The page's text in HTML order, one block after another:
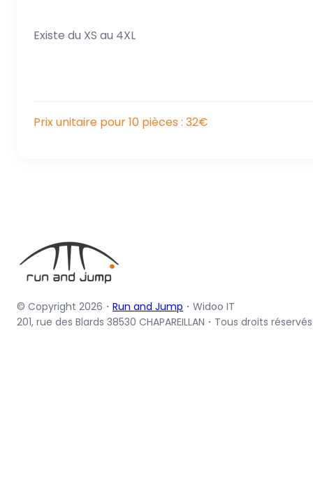
Existe du XS au 4XL
Prix unitaire pour 10 pièces : 32€
© Copyright 2026・ Run and Jump ・Widoo IT
201, rue des Blards 38530 CHAPAREILLAN・Tous droits réservés